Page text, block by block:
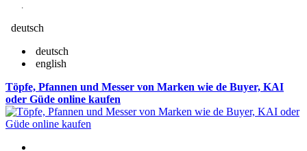
.
deutsch
deutsch
english
Töpfe, Pfannen und Messer von Marken wie de Buyer, KAI
oder Güde online kaufen